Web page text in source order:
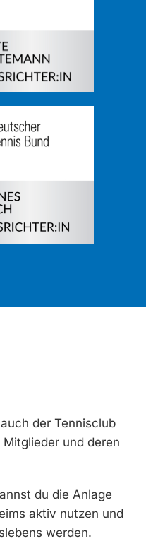
der Tennisclub
und deren
du die Anlage
aktiv nutzen und
werden.